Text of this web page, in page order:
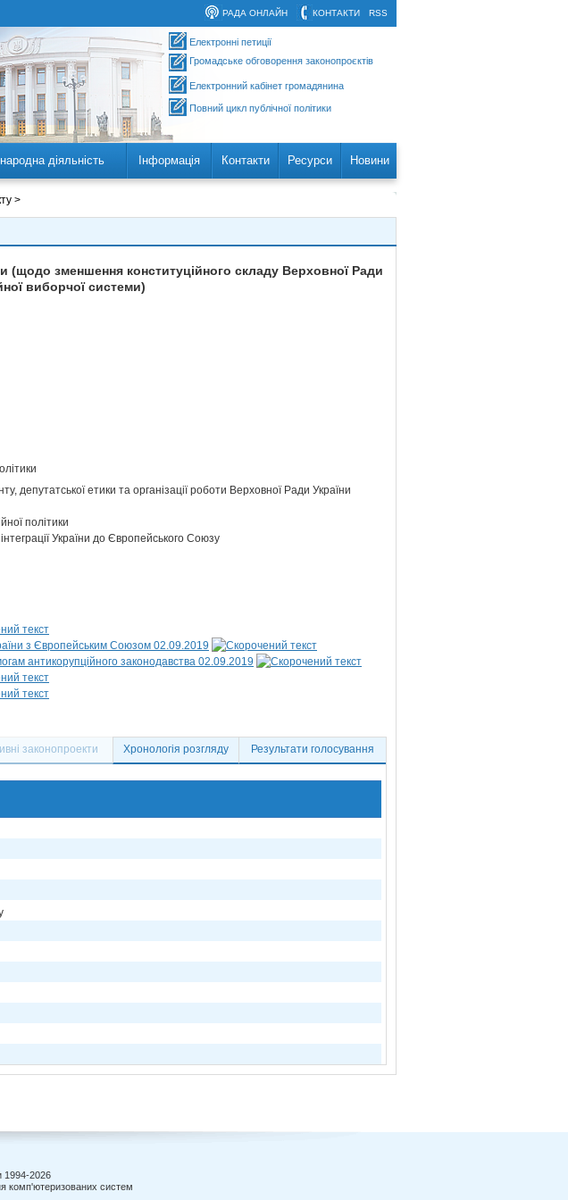
RSS
КОНТАКТИ
РАДА ОНЛАЙН
Електронні петиції
Громадське обговорення законопроєктів
Електронний кабінет громадянина
Повний цикл публічної політики
діяльність Інформація Контакти Ресурси Новини
>
(щодо зменшення конституційного складу Верховної Ради
виборчої системи)
депутатської етики та організації роботи Верховної Ради України
політики
України до Європейського Союзу
з Європейським Союзом 02.09.2019
антикорупційного законодавства 02.09.2019
законопроекти Хронологія розгляду Результати голосування
1994-2026
комп'ютеризованих систем